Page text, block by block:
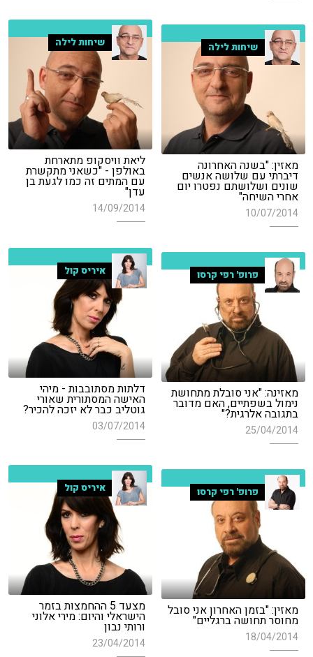
שיחות לילה
ליאת וויסקופ מתארחת
באולפן - "כשאני מתקשרת
עם המתים זה כמו לגעת בן
עדן"
14/09/2014
שיחות לילה
מאזין: "בשנה האחרונה
דיברתי עם שלושה אנשים
שונים ושלושתם נפטרו יום
אחרי השיחה"
10/07/2014
איריס קול
דלתות מסתובבות - מיהי
האישה המסתורית שאורי
גוטליב כבר לא יזכה להכיר?
03/07/2014
פרופ' רפי קרסו
מאזינה: "אני סובלת מתחושת
נימול בשפתיים, האם מדובר
בתגובה אלרגית?"
25/04/2014
איריס קול
מצעד 5 ההחמצות בזמר
הישראלי והיום: מירי אלוני
ורותי נבון
23/04/2014
פרופ' רפי קרסו
מאזין: "בזמן האחרון אני סובל
מחוסר תחושה ברגליים"
18/04/2014